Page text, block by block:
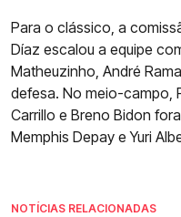
Para o clássico, a
Díaz escalou a equipe
Matheuzinho, André
defesa. No meio-campo,
Carrillo e Breno Bidon
Memphis Depay e Yuri
NOTÍCIAS RELACIONADAS